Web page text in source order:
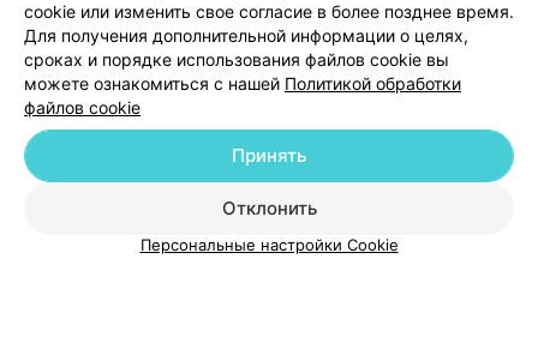
Добавить компанию
cookie или изменить свое согласие в более позднее время.
Для получения дополнительной информации о целях,
сроках и порядке использования файлов cookie вы
можете ознакомиться с нашей Политикой обработки
файлов cookie
Отклонить
Принять
Персональные настройки Cookie